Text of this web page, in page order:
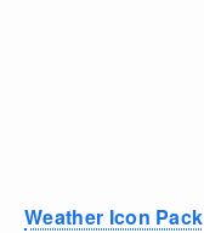
Weather Icon Pack